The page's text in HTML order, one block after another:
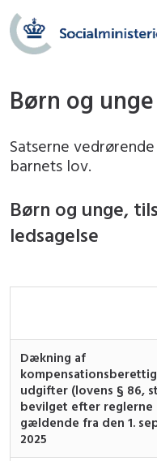
Børn og unge
Satserne
barnets lov.
Børn og unge,
ledsagelse
Dækning af
udgifter (lovens § 86,
bevilget efter reglerne
gældende fra den 1.
2025